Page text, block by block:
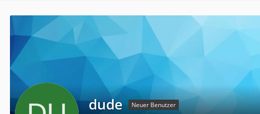
dude Neuer Benutzer